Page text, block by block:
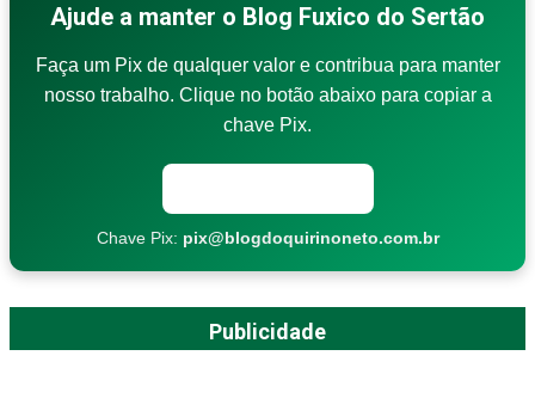
Ajude a manter o Blog Fuxico do Sertão
Faça um Pix de qualquer valor e contribua para manter
nosso trabalho. Clique no botão abaixo para copiar a
chave Pix.
Chave Pix: pix@blogdoquirinoneto.com.br
Publicidade